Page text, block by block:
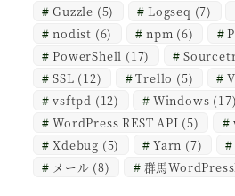
Guzzle (5) Logseq (7)
nodist (6) npm (6)
PowerShell (17)
SSL (12) Trello (5)
vsftpd (12) Windows (17)
WordPress REST API (5)
Xdebug (5) Yarn (7)
メール (8) 群馬